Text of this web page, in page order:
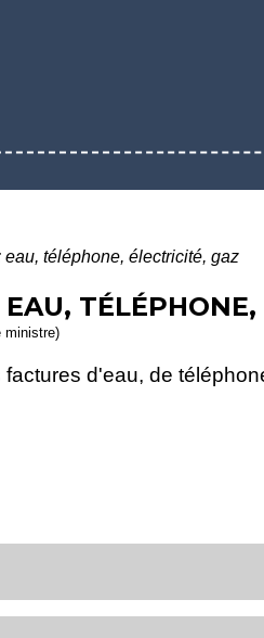
téléphone, électricité, gaz
ministre)
d'eau, de